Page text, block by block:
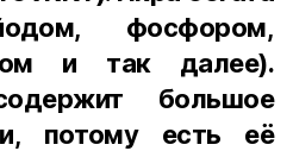
фосфором,
и так далее).
большое
потому есть её